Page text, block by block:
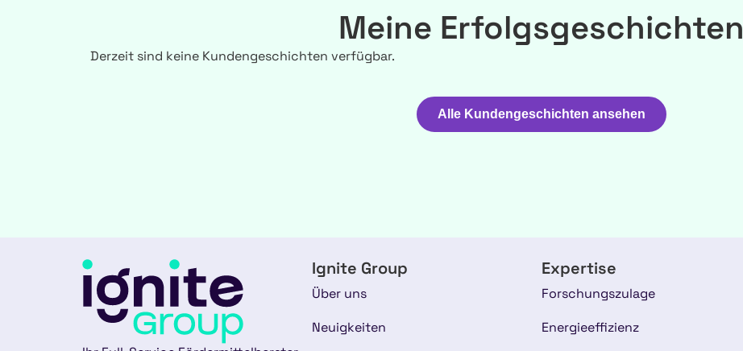
Meine Erfolgsgeschichten
Derzeit sind keine Kundengeschichten verfügbar.
Alle Kundengeschichten ansehen
Ignite Group
Über uns
Neuigkeiten
Expertise
Forschungszulage
Energieeffizienz